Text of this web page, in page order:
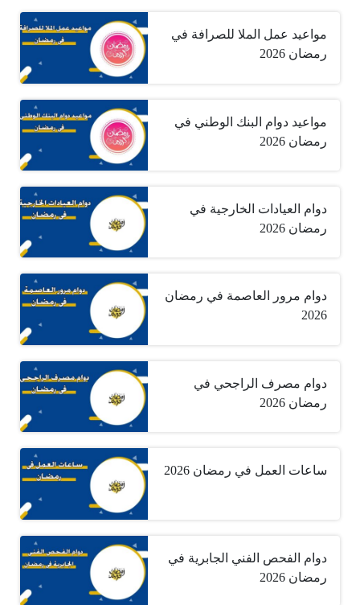
مواعيد عمل الملا للصرافة في
رمضان 2026
مواعيد دوام البنك الوطني في
رمضان 2026
دوام العيادات الخارجية في
رمضان 2026
دوام مرور العاصمة في رمضان
2026
دوام مصرف الراجحي في
رمضان 2026
ساعات العمل في رمضان 2026
دوام الفحص الفني الجابرية في
رمضان 2026